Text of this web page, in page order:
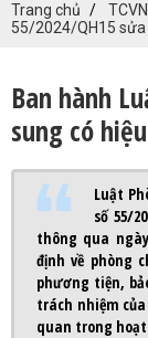
Trang chủ
55/2024/QH15
Ban hành
sung có
Luật
số 55/
thông qua
định về phòng
phương tiện,
trách nhiệm
quan trong